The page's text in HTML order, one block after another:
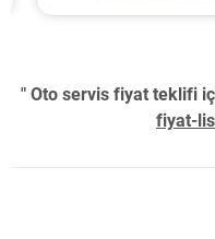
" Oto servis fiyat teklifi
fiyat-